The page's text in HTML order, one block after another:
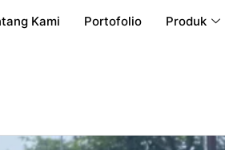
Kami Portofolio Produk